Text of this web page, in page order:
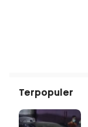
Terpopuler